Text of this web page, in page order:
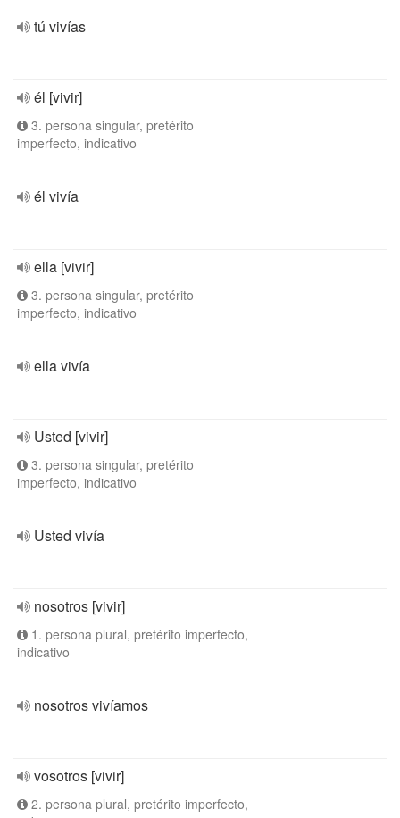
tú vivías
él [vivir]
3. persona singular, pretérito
imperfecto, indicativo
él vivía
ella [vivir]
3. persona singular, pretérito
imperfecto, indicativo
ella vivía
Usted [vivir]
3. persona singular, pretérito
imperfecto, indicativo
Usted vivía
nosotros [vivir]
1. persona plural, pretérito imperfecto,
indicativo
nosotros vivíamos
vosotros [vivir]
2. persona plural, pretérito imperfecto,